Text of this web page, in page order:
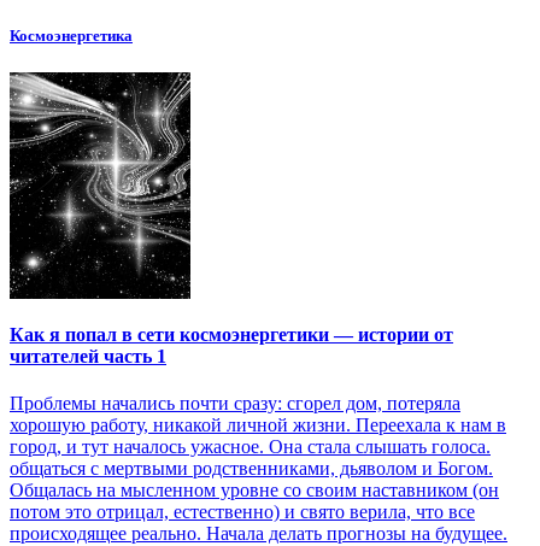
Космоэнергетика
Как я попал в сети космоэнергетики — истории от
читателей часть 1
Проблемы начались почти сразу: сгорел дом, потеряла
хорошую работу, никакой личной жизни. Переехала к нам в
город, и тут началось ужасное. Она стала слышать голоса.
общаться с мертвыми родственниками, дьяволом и Богом.
Общалась на мысленном уровне со своим наставником (он
потом это отрицал, естественно) и свято верила, что все
происходящее реально. Начала делать прогнозы на будущее.